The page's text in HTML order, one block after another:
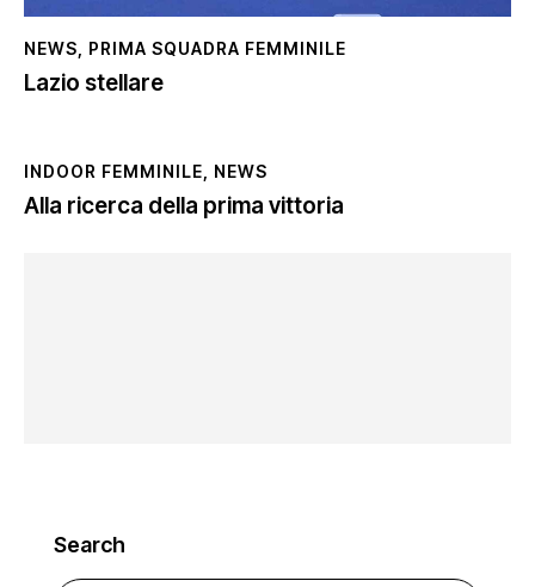
NEWS PRIMA SQUADRA FEMMINILE
Lazio stellare
INDOOR FEMMINILE NEWS
Alla ricerca della prima vittoria
Search